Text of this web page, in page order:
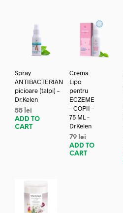
Spray
ANTIBACTERIAN
picioare (talpi) –
Dr.Kelen
55 lei
ADD TO
CART
Crema
Lipo
pentru
ECZEME
– COPII –
75 ML –
DrKelen
79 lei
ADD TO
CART